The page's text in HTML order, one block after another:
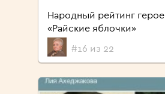
Народный рейтинг
«Райские яблочки»
#16 из 22